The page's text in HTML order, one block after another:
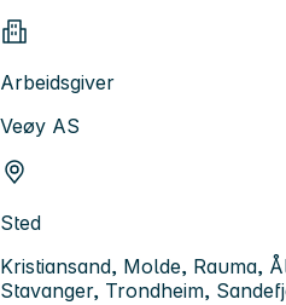
Arbeidsgiver
Veøy AS
Sted
Kristiansand, Molde, Rauma,
Stavanger, Trondheim,